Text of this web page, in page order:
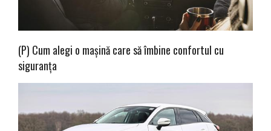
(P) Cum alegi o mașină care să îmbine confortul cu
siguranța